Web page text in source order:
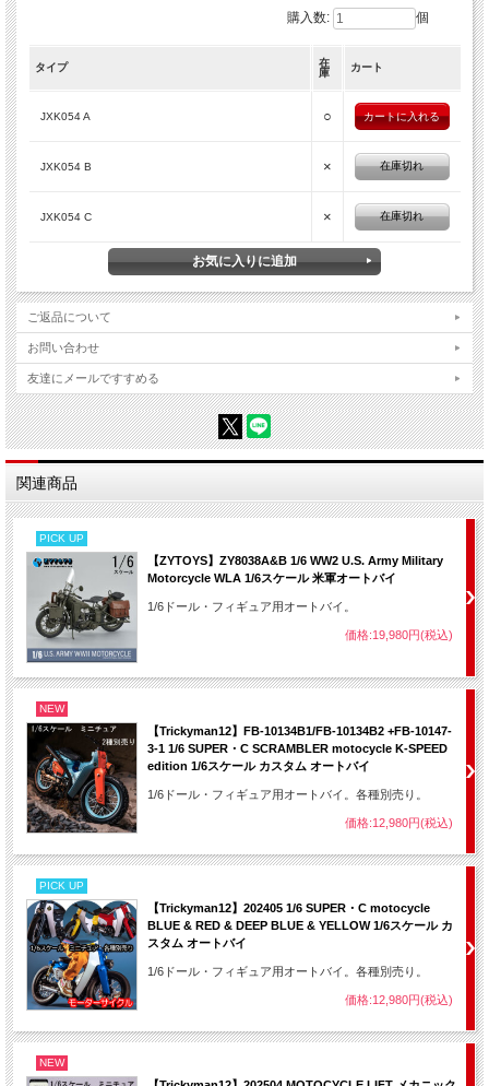
購入数: 個
タイプ
在
庫
カート
JXK054 A ○
JXK054 B × 在庫切れ
JXK054 C × 在庫切れ
ご返品について
お問い合わせ
友達にメールですすめる
関連商品
PICK UP
【ZYTOYS】ZY8038A&B 1/6 WW2 U.S. Army Military
Motorcycle WLA 1/6スケール 米軍オートバイ
1/6ドール・フィギュア用オートバイ。
価格:19,980円(税込)
NEW
【Trickyman12】FB-10134B1/FB-10134B2 +FB-10147-
3-1 1/6 SUPER・C SCRAMBLER motocycle K-SPEED
edition 1/6スケール カスタム オートバイ
1/6ドール・フィギュア用オートバイ。各種別売り。
価格:12,980円(税込)
PICK UP
【Trickyman12】202405 1/6 SUPER・C motocycle
BLUE & RED & DEEP BLUE & YELLOW 1/6スケール カ
スタム オートバイ
1/6ドール・フィギュア用オートバイ。各種別売り。
価格:12,980円(税込)
NEW